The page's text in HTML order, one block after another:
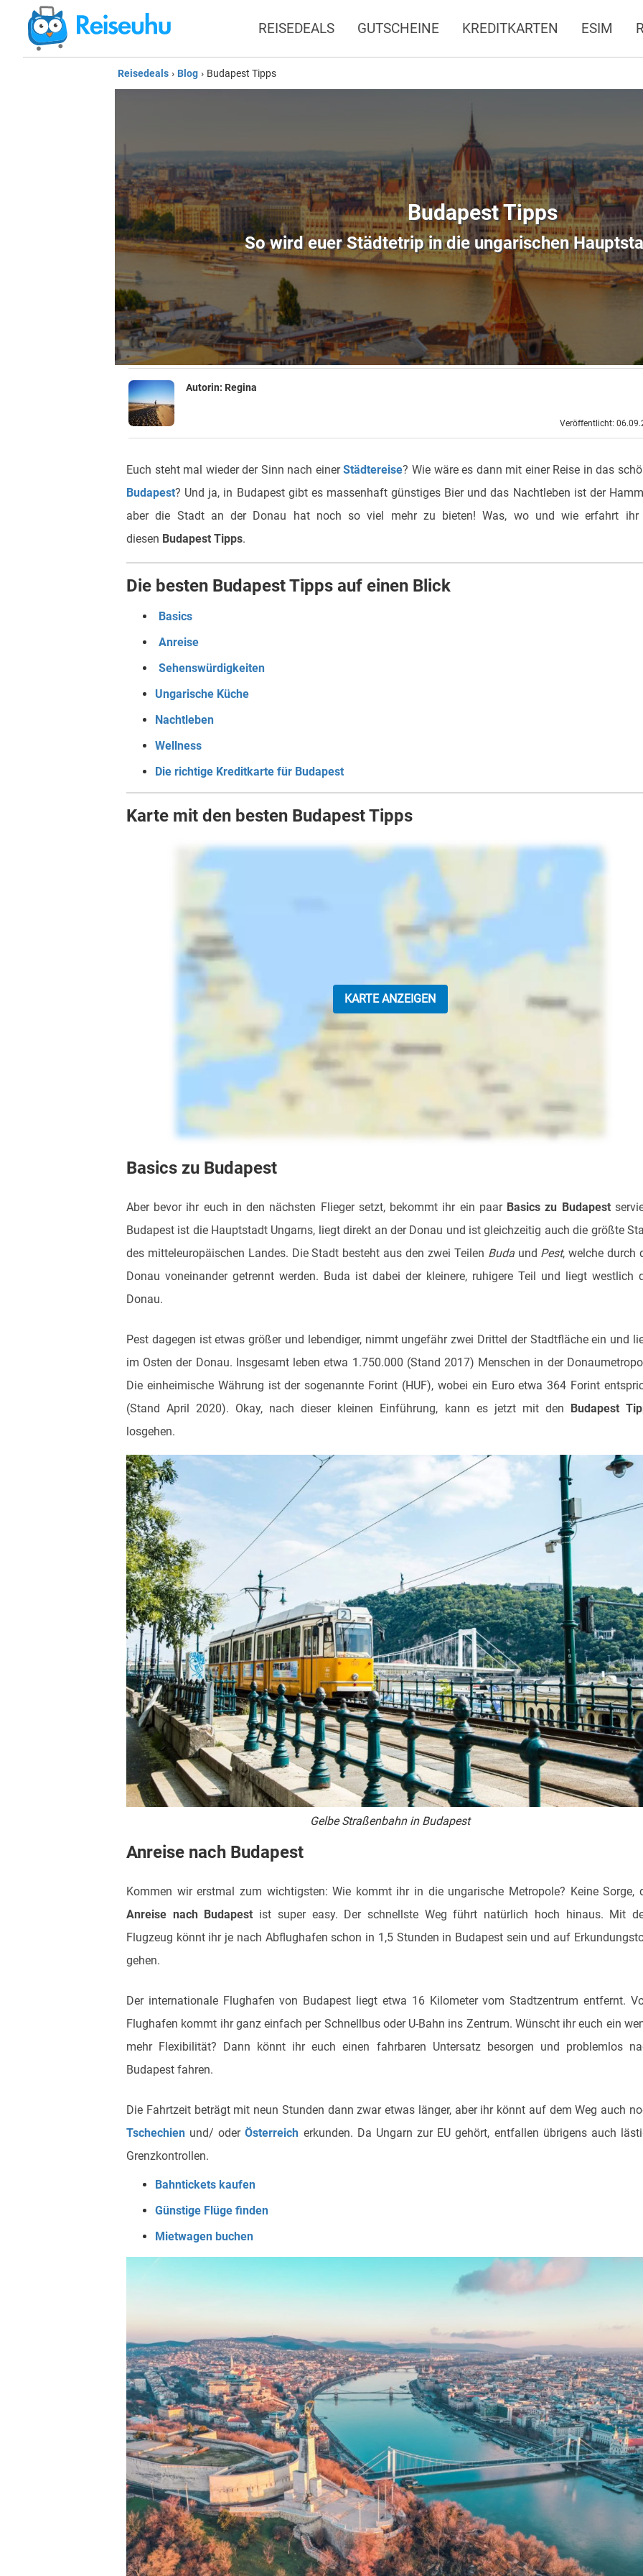
REISEDEALS GUTSCHEINE KREDITKARTEN ESIM
Reisedeals › Blog › Budapest Tipps
Budapest Tipps
So wird euer Städtetrip in die ungarischen
Autorin: Regina
Veröffentlicht:
Euch steht mal wieder der Sinn nach einerStädtereise? Wie wäre es dann mit einer Reise in das
Budapest? Und ja, in Budapest gibt es massenhaft günstiges Bier und das Nachtleben ist der
aber die Stadt an der Donau hat noch so viel mehr zu bieten! Was, wo und wie erfahrt ihr
diesen Budapest Tipps.
Die besten Budapest Tipps auf einen Blick
Basics
Anreise
Sehenswürdigkeiten
Ungarische Küche
Nachtleben
Wellness
Die richtige Kreditkarte für Budapest
Karte mit den besten Budapest Tipps
KARTE ANZEIGEN
Basics zu Budapest
Aber bevor ihr euch in den nächsten Flieger setzt, bekommt ihr ein paar Basics zu Budapest
Budapest ist die Hauptstadt Ungarns, liegt direkt an der Donau und ist gleichzeitig auch die größte
des mitteleuropäischen Landes. Die Stadt besteht aus den zwei Teilen Budaund Pest, welche durch
Donau voneinander getrennt werden. Buda ist dabei der kleinere, ruhigere Teil und liegt westlich
Donau.
Pest dagegen ist etwas größer und lebendiger, nimmt ungefähr zwei Drittel der Stadtfläche ein und
im Osten der Donau. Insgesamt leben etwa 1.750.000 (Stand 2017) Menschen in der
Die einheimische Währung ist der sogenannte Forint (HUF), wobei ein Euro etwa 364 Forint
(Stand April 2020). Okay, nach dieser kleinen Einführung, kann es jetzt mit den Budapest
losgehen.
Gelbe Straßenbahn in Budapest
Anreise nach Budapest
Kommen wir erstmal zum wichtigsten: Wie kommt ihr in die ungarische Metropole? Keine Sorge,
Anreise nach Budapest ist super easy. Der schnellste Weg führt natürlich hoch hinaus. Mit
Flugzeug könnt ihr je nach Abflughafen schon in 1,5 Stunden in Budapest sein und auf
gehen.
Der internationale Flughafen von Budapest liegt etwa 16 Kilometer vom Stadtzentrum entfernt.
Flughafen kommt ihr ganz einfach per Schnellbus oder U-Bahn ins Zentrum. Wünscht ihr euch ein
mehr Flexibilität? Dann könnt ihr euch einen fahrbaren Untersatz besorgen und problemlos
Budapest fahren.
Die Fahrtzeit beträgt mit neun Stunden dann zwar etwas länger, aber ihr könnt auf dem Weg auch
Tschechien und/ oderÖsterreich erkunden. Da Ungarn zur EU gehört, entfallen übrigens auch
Grenzkontrollen.
Bahntickets kaufen
Günstige Flüge finden
Mietwagen buchen